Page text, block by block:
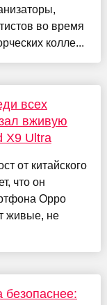
во время
колле...
всех
вживую
X9 Ultra
от китайского
что он
Oppo
живые, не
безопаснее: